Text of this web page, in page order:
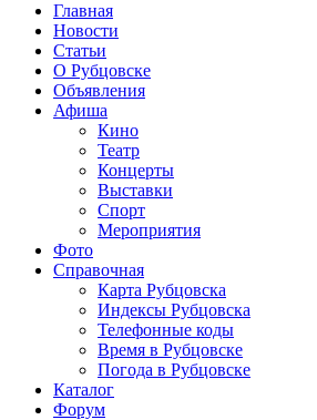
Главная
Новости
Статьи
О Рубцовске
Объявления
Афиша
Кино
Театр
Концерты
Выставки
Спорт
Мероприятия
Фото
Справочная
Карта Рубцовска
Индексы Рубцовска
Телефонные коды
Время в Рубцовске
Погода в Рубцовске
Каталог
Форум